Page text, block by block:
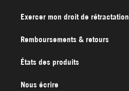
Exercer mon droit de rétractation
Remboursements & retours
États des produits
Nous écrire